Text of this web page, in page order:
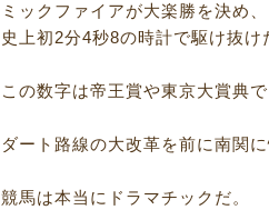
ミックファイアが大楽勝を決め、
史上初2分4秒8の時計で駆け抜け
この数字は帝王賞や東京大賞典で
ダート路線の大改革を前に南関に
競馬は本当にドラマチックだ。